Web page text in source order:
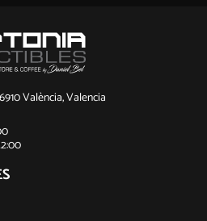
València, Valencia